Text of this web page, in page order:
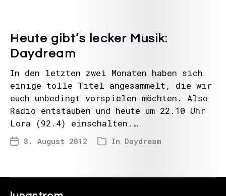
Heute gibt’s lecker Musik:
Daydream
In den letzten zwei Monaten haben sich
einige tolle Titel angesammelt, die wir
euch unbedingt vorspielen möchten. Also
Radio entstauben und heute um 22.10 Uhr
Lora (92.4) einschalten.…
8. August 2012 In Daydream